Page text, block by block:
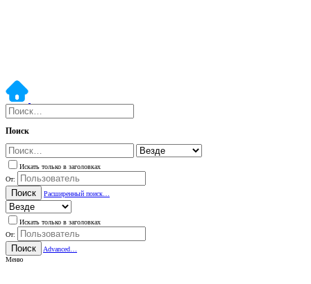
Поиск
Искать только в заголовках
От:
Поиск Расширенный поиск…
Искать только в заголовках
От:
Поиск
Advanced…
Меню